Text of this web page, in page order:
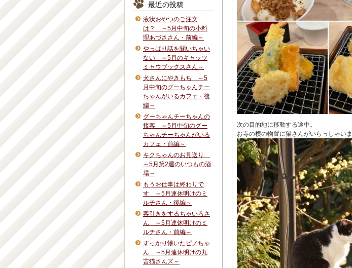
次の目的地に移動する途中。
お寺の横の物置に猫さんがいらっしゃいま
最近の投稿
液状おやつのご注文
は？ ～5月中旬の小料
理あづささん・前編～
やっぱり話を聞いちゃい
ない ～5月のキャッツ
ミャウブックスさん～
犬さんにやきもち ～5
月中旬のグーちゃんチー
ちゃんがいるカフェ・後
編～
グーちゃんチーちゃんの
接客 ～5月中旬のグー
ちゃんチーちゃんがいる
カフェ・前編～
キクちゃんのお見送り
～5月第2週のいつもの酒
場～
もうお仕事は終わりで
す ～5月連休明けのミ
ルチさん・後編～
客引きをするちゃいろさ
ん ～5月連休明けのミ
ルチさん・前編～
すっかり懐いたピノちゃ
ん ～5月連休明けの丸
吉猫さんズ～